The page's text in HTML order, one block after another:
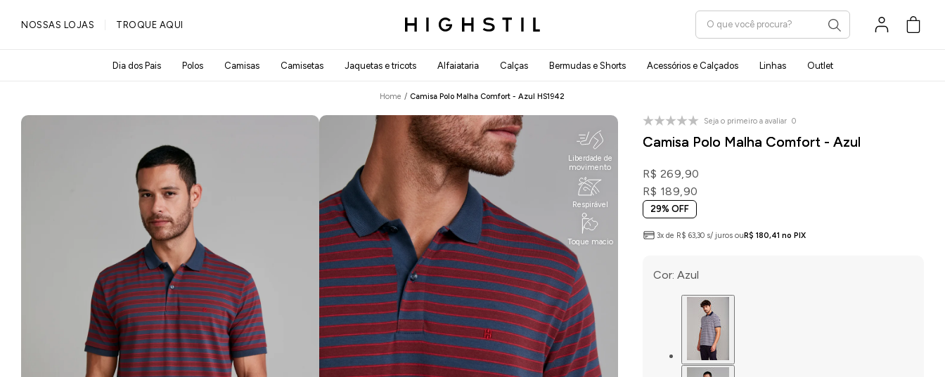
CONTEÚDO
NOSSAS LOJAS TROQUE AQUI
Dia dos Pais Polos Camisas Camisetas Jaquetas e tricots Alfaiataria Calças Bermudas e Shorts Acessórios e Calçados Linhas Outlet
Home / Camisa Polo Malha Comfort - Azul HS1942
Liberdade de
movimento
Respirável
Toque macio
Seja o primeiro a avaliar 0
Camisa Polo Malha Comfort - Azul
R$ 269,90
R$ 189,90
29% OFF
3x de R$ 63,30 s/ juros ouR$ 180,41 no PIX
Cor: Azul